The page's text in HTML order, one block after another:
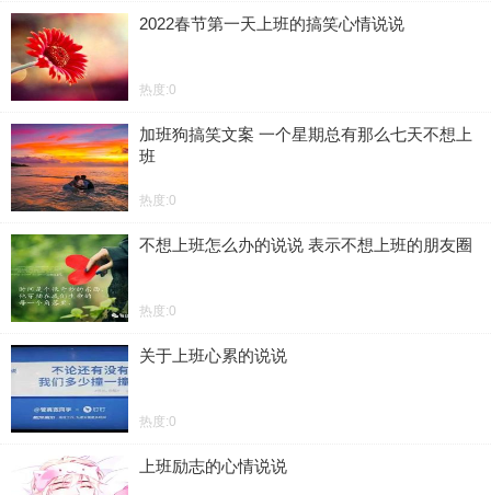
2022春节第一天上班的搞笑心情说说
热度:0
加班狗搞笑文案 一个星期总有那么七天不想上
班
热度:0
不想上班怎么办的说说 表示不想上班的朋友圈
热度:0
关于上班心累的说说
热度:0
上班励志的心情说说